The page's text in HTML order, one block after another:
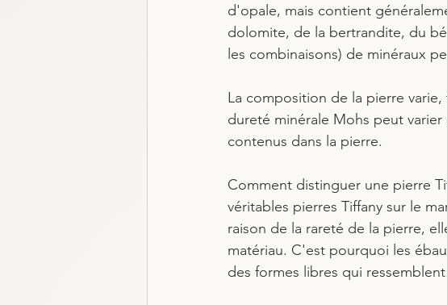
d'opale, mais contient
dolomite, de la bertrandite, du
les combinaisons) de minéraux
La composition de la pierre
dureté minérale Mohs peut
contenus dans la pierre.
Comment distinguer une pierre
véritables pierres Tiffany sur le
raison de la rareté de la pierre,
matériau. C'est pourquoi les
des formes libres qui